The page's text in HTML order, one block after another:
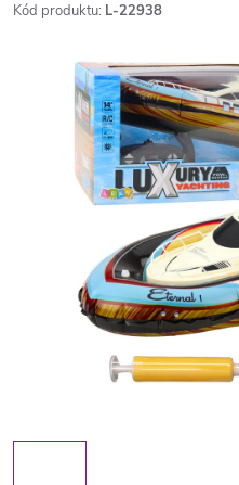
Kód produktu: L-22938